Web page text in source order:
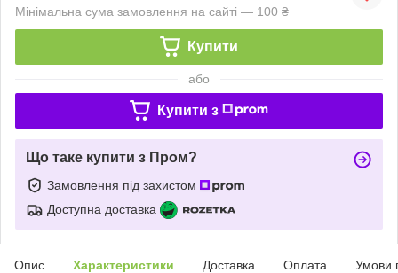
Мінімальна сума замовлення на сайті — 100 ₴
Купити
або
Купити з
Що таке купити з Пром?
Замовлення під захистом
Доступна доставка
Опис Характеристики Доставка Оплата Умови